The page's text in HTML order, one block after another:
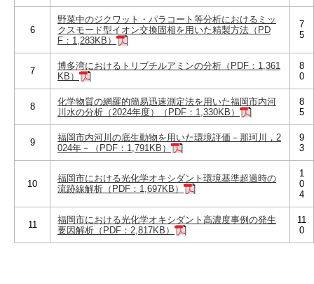
6
野菜中のジクワット・パラコート等分析におけるミッ
クスモード型イオン交換固相を用いた精製方法（PD
F：1,283KB）
7
5
7
博多湾におけるトリブチルアミンの分析（PDF：1,361
KB）
8
0
8
化学物質の網羅的簡易迅速測定法を用いた福岡市内河
川水の分析（2024年度）（PDF：1,330KB）
8
5
9
福岡市内河川の底生動物を用いた環境評価－那珂川，2
024年－（PDF：1,791KB）
9
3
10
福岡市における光化学オキシダント環境基準超過時の
流跡線解析（PDF：1,697KB）
1
0
4
11
福岡市における光化学オキシダント高濃度事例の発生
要因解析（PDF：2,817KB）
11
0